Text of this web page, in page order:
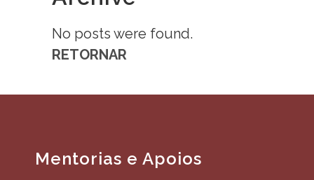
No posts were found.
RETORNAR
Mentorias e Apoios